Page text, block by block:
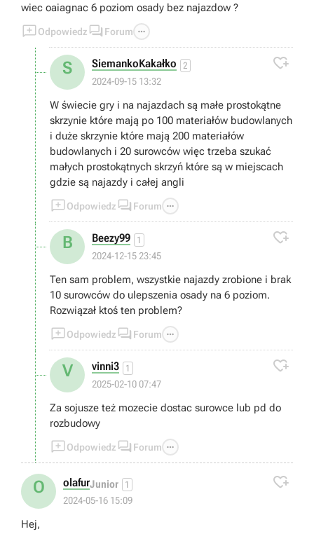
wiec oaiagnac 6 poziom osady bez najazdow ?
Odpowiedz  Forum 
S SiemankoKakałko 2
2024-09-15 13:32

W świecie gry i na najazdach są małe prostokątne
skrzynie które mają po 100 materiałów budowlanych
i duże skrzynie które mają 200 materiałów
budowlanych i 20 surowców więc trzeba szukać
małych prostokątnych skrzyń które są w miejscach
gdzie są najazdy i całej angli
Odpowiedz  Forum 
B Beezy99 1
2024-12-15 23:45

Ten sam problem, wszystkie najazdy zrobione i brak
10 surowców do ulepszenia osady na 6 poziom.
Rozwiązał ktoś ten problem?
Odpowiedz  Forum 
V vinni3 1
2025-02-10 07:47

Za sojusze też mozecie dostac surowce lub pd do
rozbudowy
Odpowiedz  Forum 
O olafurJunior 1
2024-05-16 15:09

Hej,